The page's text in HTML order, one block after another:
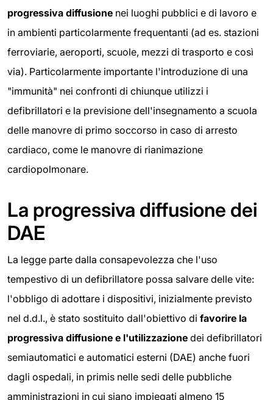
progressiva diffusione nei luoghi pubblici e di lavoro e
in ambienti particolarmente frequentanti (ad es. stazioni
ferroviarie, aeroporti, scuole, mezzi di trasporto e così
via). Particolarmente importante l'introduzione di una
"immunità" nei confronti di chiunque utilizzi i
defibrillatori e la previsione dell'insegnamento a scuola
delle manovre di primo soccorso in caso di arresto
cardiaco, come le manovre di rianimazione
cardiopolmonare.
La progressiva diffusione dei
DAE
La legge parte dalla consapevolezza che l'uso
tempestivo di un defibrillatore possa salvare delle vite:
l'obbligo di adottare i dispositivi, inizialmente previsto
nel d.d.l., è stato sostituito dall'obiettivo di favorire la
progressiva diffusione e l'utilizzazione dei defibrillatori
semiautomatici e automatici esterni (DAE) anche fuori
dagli ospedali, in primis nelle sedi delle pubbliche
amministrazioni in cui siano impiegati almeno 15